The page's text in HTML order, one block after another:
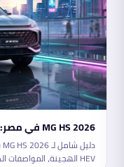
MG HS 2026 في مصر: الأسعار الرسمية لجميع الفئات